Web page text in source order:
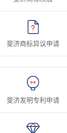
斐济商标异议申请
斐济发明专利申请